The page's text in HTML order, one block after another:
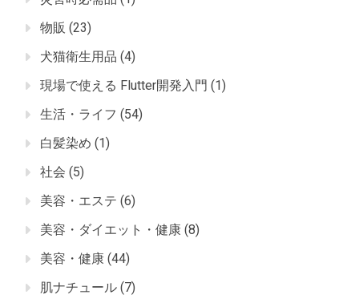
物販 (23)
犬猫衛生用品 (4)
現場で使える Flutter開発入門 (1)
生活・ライフ (54)
白髪染め (1)
社会 (5)
美容・エステ (6)
美容・ダイエット・健康 (8)
美容・健康 (44)
肌ナチュール (7)